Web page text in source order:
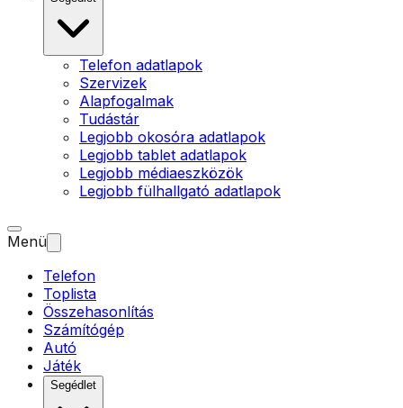
Telefon adatlapok
Szervizek
Alapfogalmak
Tudástár
Legjobb okosóra adatlapok
Legjobb tablet adatlapok
Legjobb médiaeszközök
Legjobb fülhallgató adatlapok
Menü
Telefon
Toplista
Összehasonlítás
Számítógép
Autó
Játék
Segédlet